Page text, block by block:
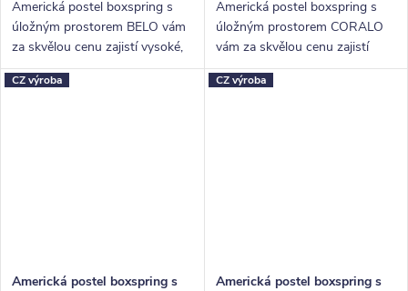
Americká postel boxspring s
úložným prostorem BELO vám
za skvělou cenu zajistí vysoké,
pohodlné spaní a velký úložný
prostor.
Americká postel boxspring s
úložným prostorem CORALO
vám za skvělou cenu zajistí
vysoké, pohodlné spaní a velký
úložný prostor.
CZ výroba
Americká postel boxspring s
CZ výroba
Americká postel boxspring s